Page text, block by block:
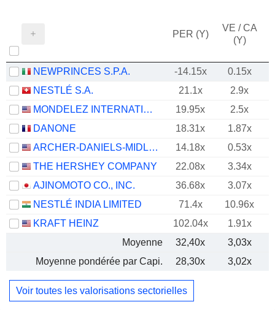
PER (Y)
VE / CA
(Y)
NEWPRINCES S.P.A. -14.15x
0.15x
NESTLÉ S.A.
21.1x 2.9x
MONDELEZ INTERNATIONAL, INC.
19.95x 2.5x
DANONE
18.31x 1.87x
ARCHER-DANIELS-MIDLAND COMPANY
14.18x
0.53x
THE HERSHEY COMPANY
22.08x 3.34x
AJINOMOTO CO., INC.
36.68x 3.07x
NESTLÉ INDIA LIMITED
71.4x 10.96x
KRAFT HEINZ
102.04x
1.91x
Moyenne
32,40x 3,03x
Moyenne pondérée par Capi.
28,30x 3,02x
Voir toutes les valorisations sectorielles